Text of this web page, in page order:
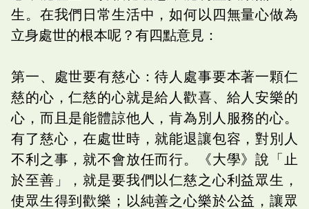
生。在我們日常生活中，如何以四無量心做為
立身處世的根本呢？有四點意見：
第一、處世要有慈心：待人處事要本著一顆仁
慈的心，仁慈的心就是給人歡喜、給人安樂的
心，而且是能體諒他人，肯為別人服務的心。
有了慈心，在處世時，就能退讓包容，對別人
不利之事，就不會放任而行。《大學》說「止
於至善」，就是要我們以仁慈之心利益眾生，
使眾生得到歡樂；以純善之心樂於公益，讓眾